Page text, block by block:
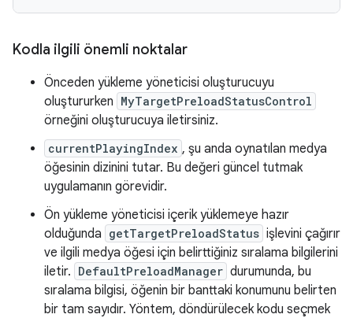
Kodla ilgili önemli noktalar
Önceden yükleme yöneticisi oluşturucuyu
oluştururken MyTargetPreloadStatusControl
örneğini oluşturucuya iletirsiniz.
currentPlayingIndex , şu anda oynatılan medya
öğesinin dizinini tutar. Bu değeri güncel tutmak
uygulamanın görevidir.
Ön yükleme yöneticisi içerik yüklemeye hazır
olduğunda getTargetPreloadStatus işlevini çağırır
ve ilgili medya öğesi için belirttiğiniz sıralama bilgilerini
iletir. DefaultPreloadManager durumunda, bu
sıralama bilgisi, öğenin bir banttaki konumunu belirten
bir tam sayıdır. Yöntem, döndürülecek kodu seçmek